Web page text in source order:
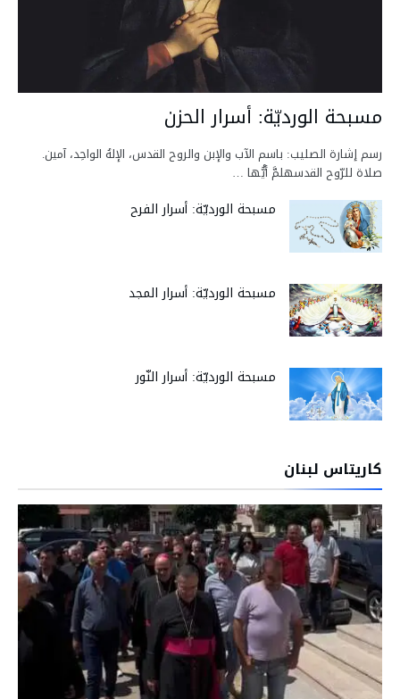
مسبحة الورديّة: أسرار الحزن
رسم إشارة الصليب: باسم الآب والإبن والروح القدس، الإلهُ الواحِد، آمين.
صلاة للرّوح القدسهلمَّ أيُّها …
مسبحة الورديّة: أسرار الفرح
مسبحة الورديّة: أسرار المجد
مسبحة الورديّة: أسرار النّور
كاريتاس لبنان